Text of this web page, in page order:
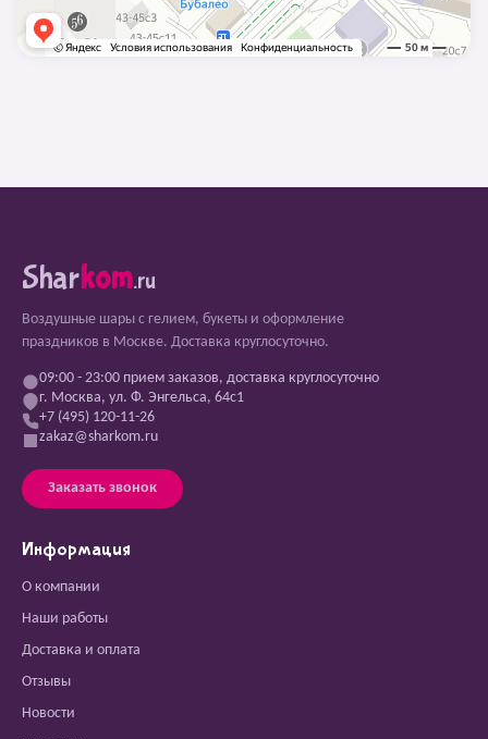
Sharkom.ru
Воздушные шары с гелием, букеты и оформление
праздников в Москве. Доставка круглосуточно.
09:00 - 23:00 прием заказов, доставка круглосуточно
г. Москва, ул. Ф. Энгельса, 64с1
+7 (495) 120-11-26
zakaz@sharkom.ru
Заказать звонок
Информация
О компании
Наши работы
Доставка и оплата
Отзывы
Новости